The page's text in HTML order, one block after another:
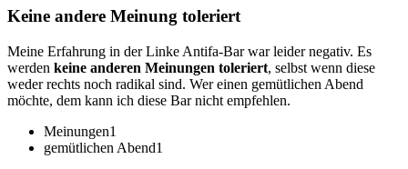
Keine andere Meinung toleriert
Meine Erfahrung in der Linke Antifa-Bar war leider negativ. Es
werden keine anderen Meinungen toleriert, selbst wenn diese
weder rechts noch radikal sind. Wer einen gemütlichen Abend
möchte, dem kann ich diese Bar nicht empfehlen.
Meinungen1
gemütlichen Abend1